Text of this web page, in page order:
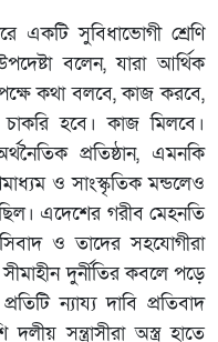
একটি সুবিধাভোগী শ্রেণি
বলেন, যারা আর্থিক
পক্ষে কথা বলবে, কাজ করবে,
চাকরি হবে। কাজ মিলবে।
প্রতিষ্ঠান, এমনকি
ও সাংস্কৃতিক মন্ডলেও
এদেশের গরীব মেহনতি
ও তাদের সহযোগীরা
দুর্নীতির কবলে পড়ে
ন্যায্য দাবি প্রতিবাদ
সন্ত্রাসীরা অস্ত্র হাতে